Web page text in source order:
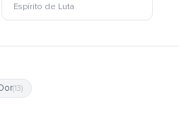
Espírito de Luta
(13)